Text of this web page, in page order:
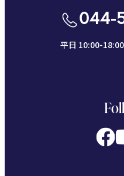
044-
平日 10:00-18:00